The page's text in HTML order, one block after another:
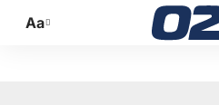
Promijeni
Aa